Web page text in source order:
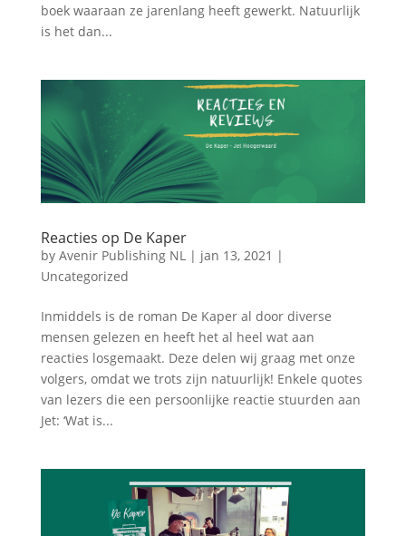
boek waaraan ze jarenlang heeft gewerkt. Natuurlijk
is het dan...
Reacties op De Kaper
by Avenir Publishing NL| jan 13, 2021 |
Uncategorized
Inmiddels is de roman De Kaper al door diverse
mensen gelezen en heeft het al heel wat aan
reacties losgemaakt. Deze delen wij graag met onze
volgers, omdat we trots zijn natuurlijk! Enkele quotes
van lezers die een persoonlijke reactie stuurden aan
Jet: ‘Wat is...